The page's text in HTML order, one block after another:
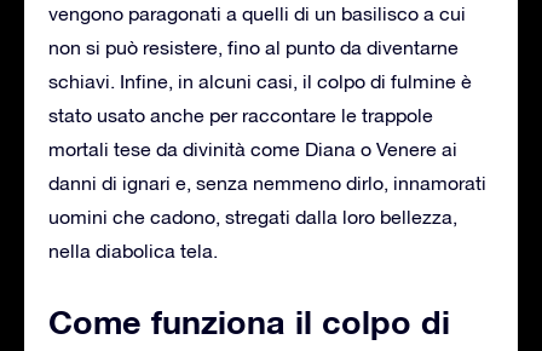
vengono paragonati a quelli di un basilisco a cui
non si può resistere, fino al punto da diventarne
schiavi. Infine, in alcuni casi, il colpo di fulmine è
stato usato anche per raccontare le trappole
mortali tese da divinità come Diana o Venere ai
danni di ignari e, senza nemmeno dirlo, innamorati
uomini che cadono, stregati dalla loro bellezza,
nella diabolica tela.
Come funziona il colpo di